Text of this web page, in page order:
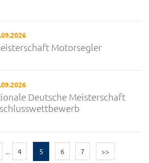
Motorsegler
Deutsche Meisterschaft
... 4 5 6 7 >>